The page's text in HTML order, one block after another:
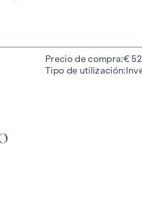
Precio de compra €
Tipo de utilización